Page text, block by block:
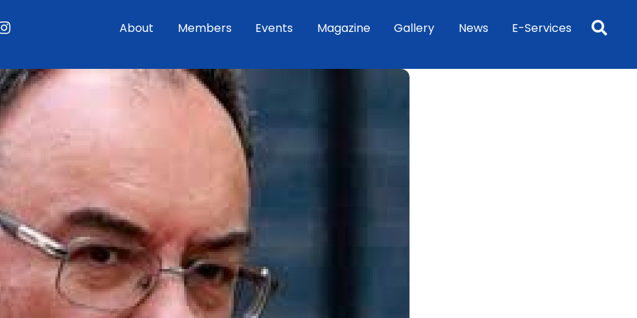
About Members Events Magazine Gallery News E-Services